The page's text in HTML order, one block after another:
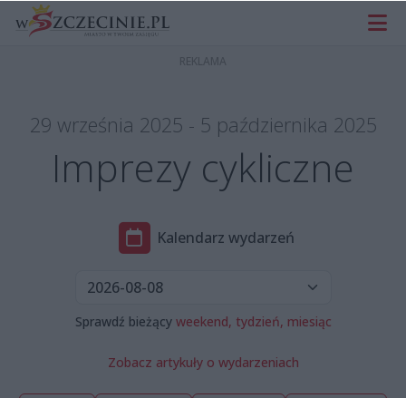
29 września 2025 - 5 października 2025
Imprezy cykliczne
Kalendarz wydarzeń
Sprawdź bieżący weekend, tydzień, miesiąc
Zobacz artykuły o wydarzeniach